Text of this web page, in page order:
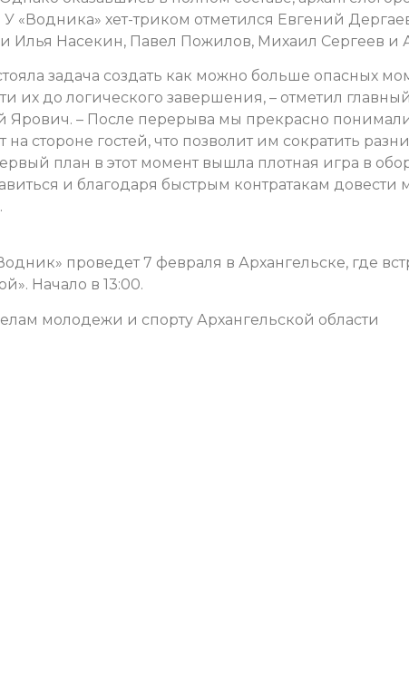
У «Водника» хет-триком отметился Евгений
Илья Насекин, Павел Пожилов, Михаил Сергеев и
задача создать как можно больше опасных
их до логического завершения, – отметил
Ярович. – После перерыва мы прекрасно
на стороне гостей, что позволит им сократить
план в этот момент вышла плотная игра в
и благодаря быстрым контратакам довести
проведет 7 февраля в Архангельске, где
Начало в 13:00.
молодежи и спорту Архангельской области